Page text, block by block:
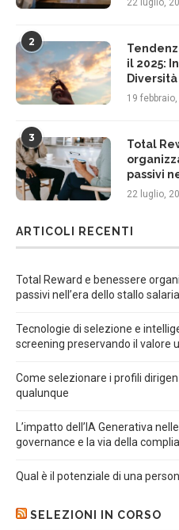
22 luglio,
2
il 2025:
19
3
Total
passivi
22 luglio,
ARTICOLI RECENTI
Total Reward e benessere
passivi nell’era dello stallo
Tecnologie di selezione e
screening preservando il valore
Come selezionare i profili
qualunque
L’impatto dell’IA Generativa
governance e la via della
Qual è il potenziale di una
SELEZIONI IN CORSO